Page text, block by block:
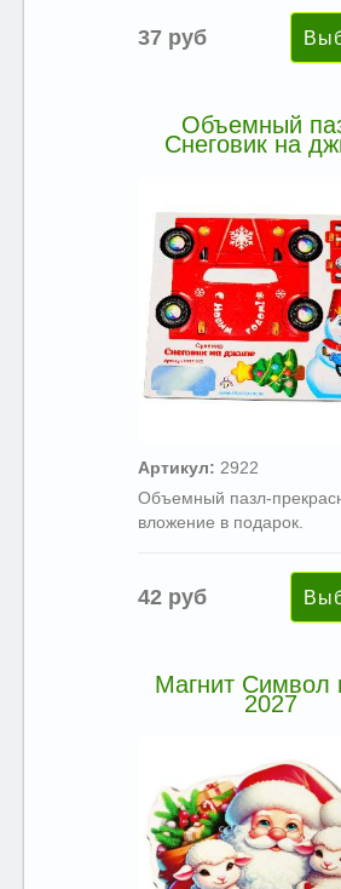
37 руб
Объемный
Снеговик на
Артикул: 2922
Объемный пазл-
вложение в подарок.
42 руб
Магнит Символ
2027